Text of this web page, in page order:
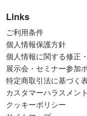
Links
ご利用条件
個人情報保護方針
個人情報に関する修正
展示会・セミナー参加
特定商取引法に基づく
カスタマーハラスメン
クッキーポリシー